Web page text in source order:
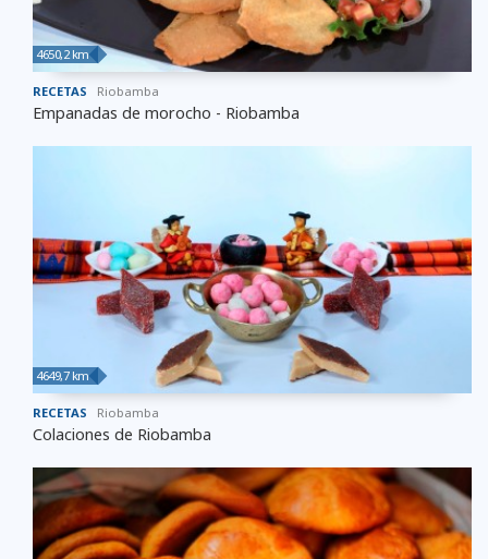
4650,2 km
RECETAS Riobamba
Empanadas de morocho - Riobamba
4649,7 km
RECETAS Riobamba
Colaciones de Riobamba